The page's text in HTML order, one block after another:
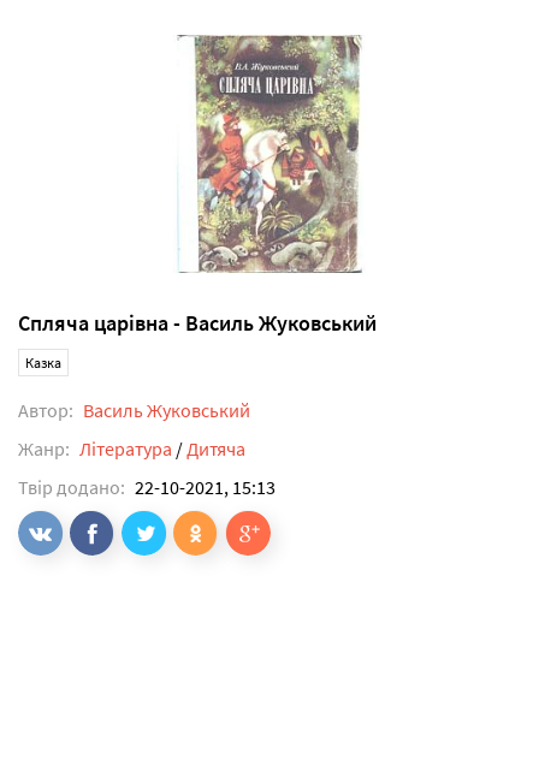
Спляча царівна - Василь Жуковський
Казка
Автор: Василь Жуковський
Жанр: Література / Дитяча
Твір додано: 22-10-2021, 15:13